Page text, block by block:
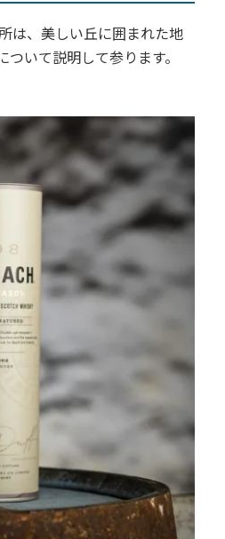
は、 美しい丘に囲まれた地
いて説明して参ります。